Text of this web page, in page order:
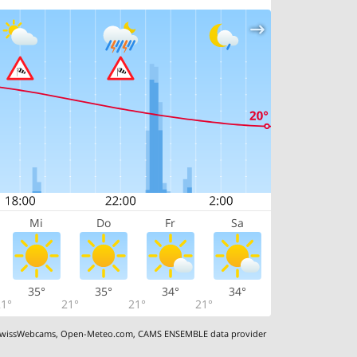
Mi Do Fr Sa
35°
21°
35°
21°
34°
21°
34°
,Open-Meteo.com,CAMS ENSEMBLE data provider